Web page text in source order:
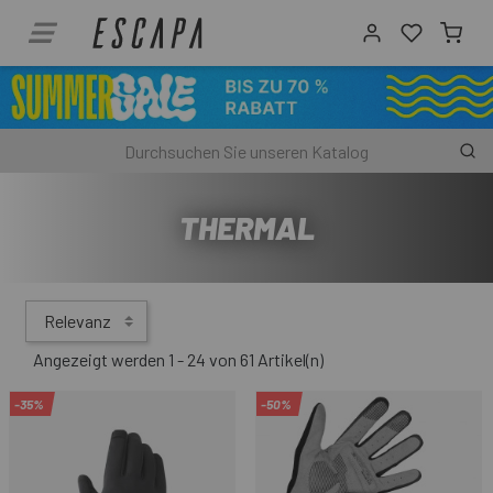
THERMAL
Relevanz
Angezeigt werden 1 - 24 von 61 Artikel(n)
-35% -50%